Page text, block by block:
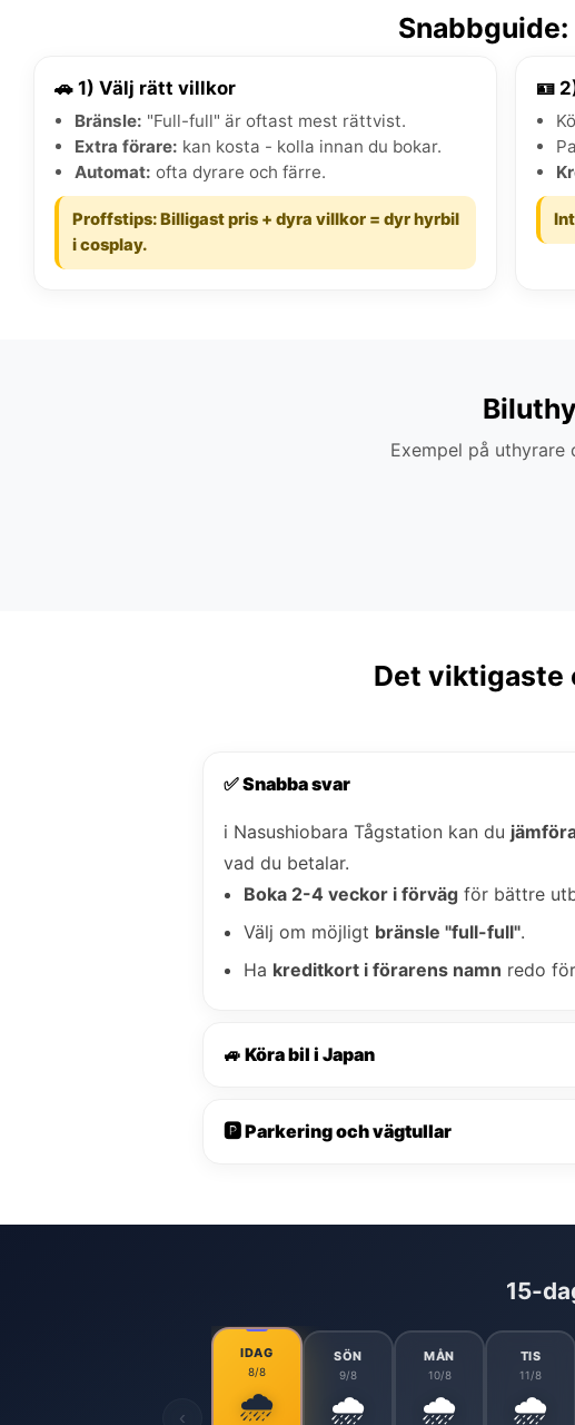
🚗 1) Välj rätt villkor
Bränsle: "Full-full" är oftast mest rättvist.
Extra förare: kan kosta - kolla innan du bokar.
Automat: ofta dyrare och färre.
Proffstips: Billigast pris + dyra villkor = dyr hyrbil
i cosplay.
🪪
Exempel på uthyrare
Det viktigaste
✅ Snabba svar
i Nasushiobara Tågstation kan du
vad du betalar.
Boka 2-4 veckor i förväg för bättre
Välj om möjligt bränsle "full-full".
Ha kreditkort i förarens namn redo
🚙 Köra bil i Japan
🅿️ Parkering och vägtullar
15-
‹
IDAG
8/8
🌧️
SÖN
9/8
🌧️
MÅN
10/8
🌧️
TIS
11/8
🌧️